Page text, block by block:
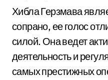
Хибла Герзмава
сопрано, ее голос
силой. Она ведет
деятельность и
самых престижных